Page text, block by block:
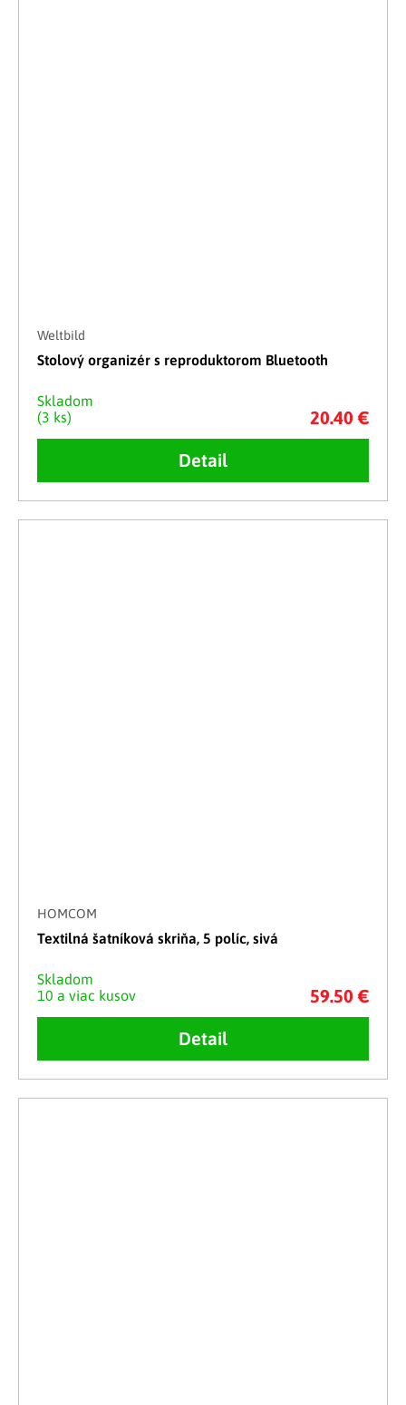
Weltbild
Stolový organizér s reproduktorom Bluetooth
Skladom
(3 ks)
20.40 €
Detail
HOMCOM
Textilná šatníková skriňa, 5 políc, sivá
Skladom
10 a viac kusov
59.50 €
Detail